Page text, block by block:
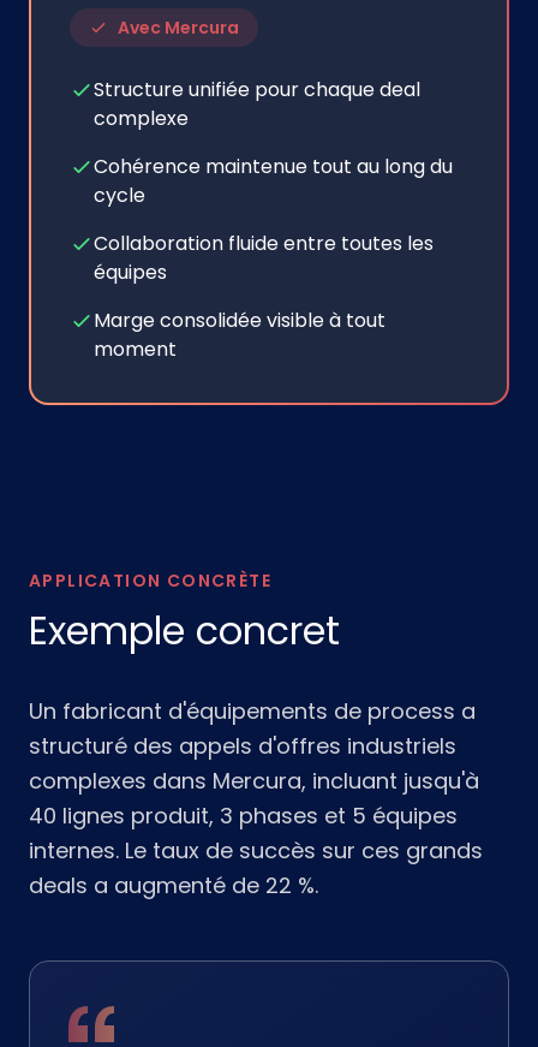
Avec Mercura
Structure unifiée pour chaque deal
complexe
Cohérence maintenue tout au long du
cycle
Collaboration fluide entre toutes les
équipes
Marge consolidée visible à tout
moment
APPLICATION CONCRÈTE
Exemple concret
Un fabricant d'équipements de process a
structuré des appels d'offres industriels
complexes dans Mercura, incluant jusqu'à
40 lignes produit, 3 phases et 5 équipes
internes. Le taux de succès sur ces grands
deals a augmenté de 22 %.